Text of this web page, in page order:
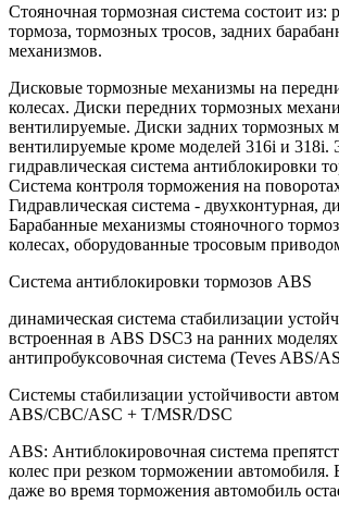
Стояночная тормозная система состоит из:
тормоза, тормозных тросов, задних
механизмов.
Дисковые тормозные механизмы на
колесах. Диски передних тормозных
вентилируемые. Диски задних тормозных
вентилируемые кроме моделей 316i и 318i.
гидравлическая система антиблокировки
Система контроля торможения на
Гидравлическая система - двухконтурная,
Барабанные механизмы стояночного
колесах, оборудованные тросовым
Система антиблокировки тормозов ABS
динамическая система стабилизации
встроенная в ABS DSC3 на ранних
антипробуксовочная система (Teves ABS/
Системы стабилизации устойчивости
ABS/CBC/ASC + T/MSR/DSC
ABS: Антиблокировочная система
колес при резком торможении автомобиля.
даже во время торможения автомобиль